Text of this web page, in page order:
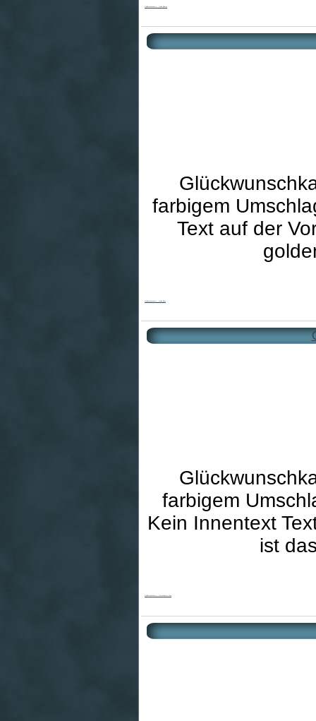
Goldhochzeitskarte - Gelbe Blumen
farbigem
Text auf der
farbigem
Kein Innentext
ist